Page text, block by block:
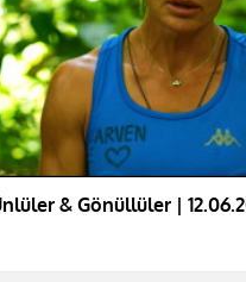
& Gönüllüler |